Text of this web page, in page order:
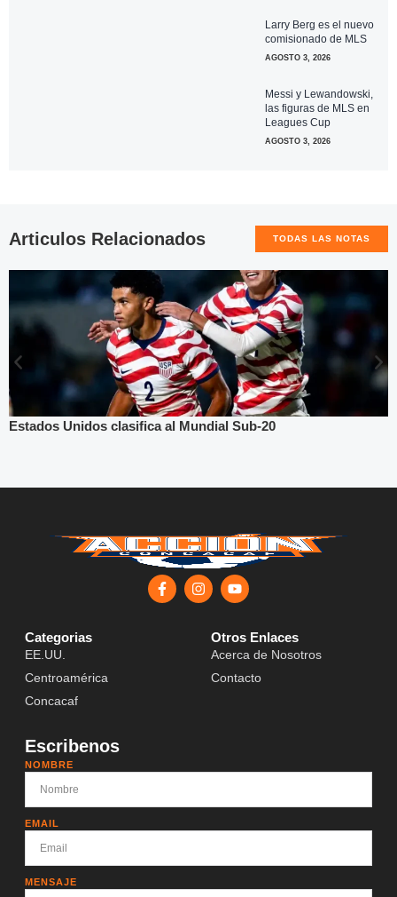
Larry Berg es el nuevo
comisionado de MLS
AGOSTO 3, 2026
Messi y Lewandowski,
las figuras de MLS en
Leagues Cup
AGOSTO 3, 2026
Articulos Relacionados TODAS LAS NOTAS
Estados Unidos clasifica al Mundial Sub-20
Categorias
EE.UU.
Centroamérica
Concacaf
Otros Enlaces
Acerca de Nosotros
Contacto
Escribenos
NOMBRE
EMAIL
MENSAJE